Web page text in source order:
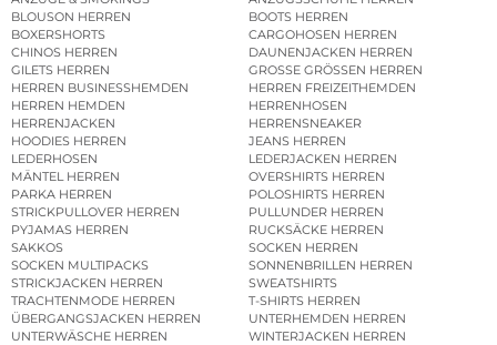
BLOUSON HERREN
BOOTS HERREN
BOXERSHORTS
CARGOHOSEN HERREN
CHINOS HERREN
DAUNENJACKEN HERREN
GILETS HERREN
GROSSE GRÖSSEN HERREN
HERREN BUSINESSHEMDEN
HERREN FREIZEITHEMDEN
HERREN HEMDEN
HERRENHOSEN
HERRENJACKEN
HERRENSNEAKER
HOODIES HERREN
JEANS HERREN
LEDERHOSEN
LEDERJACKEN HERREN
MÄNTEL HERREN
OVERSHIRTS HERREN
PARKA HERREN
POLOSHIRTS HERREN
STRICKPULLOVER HERREN
PULLUNDER HERREN
PYJAMAS HERREN
RUCKSÄCKE HERREN
SAKKOS
SOCKEN HERREN
SOCKEN MULTIPACKS
SONNENBRILLEN HERREN
STRICKJACKEN HERREN
SWEATSHIRTS
TRACHTENMODE HERREN
T-SHIRTS HERREN
ÜBERGANGSJACKEN HERREN
UNTERHEMDEN HERREN
UNTERWÄSCHE HERREN
WINTERJACKEN HERREN